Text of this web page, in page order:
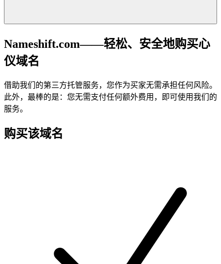
Nameshift.com——轻松、安全地购买心
仪域名
借助我们的第三方托管服务，您作为买家无需承担任何风险。
此外，最棒的是：您无需支付任何额外费用，即可使用我们的
服务。
购买该域名